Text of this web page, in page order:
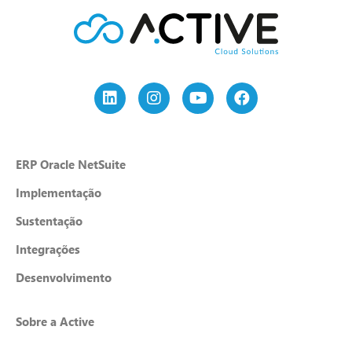
ERP Oracle NetSuite
Implementação
Sustentação
Integrações
Desenvolvimento
Sobre a Active